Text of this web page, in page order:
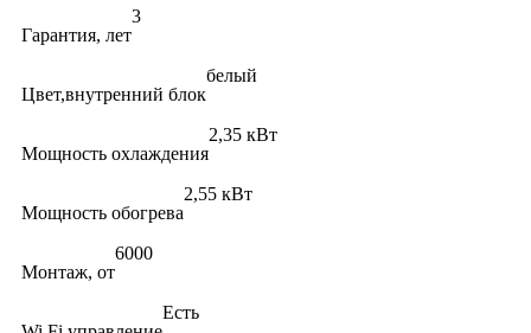
Гарантия, лет
3
Цвет,внутренний блок
белый
Мощность охлаждения
2,35 кВт
Мощность обогрева
2,55 кВт
Монтаж, от
6000
Есть